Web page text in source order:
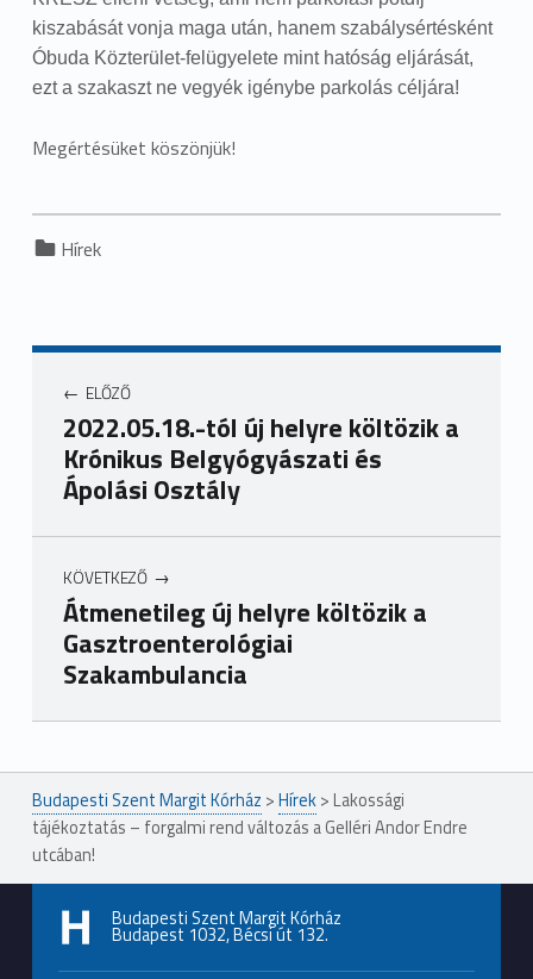
kiszabását vonja maga után, hanem szabálysértésként
Óbuda Közterület-felügyelete mint hatóság eljárását,
ezt a szakaszt ne vegyék igénybe parkolás céljára!
Megértésüket köszönjük!
Categorized in:
Hírek
ELŐZŐ
2022.05.18.-tól új helyre költözik a
Krónikus Belgyógyászati és
Ápolási Osztály
KÖVETKEZŐ
Átmenetileg új helyre költözik a
Gasztroenterológiai
Szakambulancia
Ugrás a főmenühöz
Budapesti Szent Margit Kórház >Hírek> Lakossági
tájékoztatás – forgalmi rend változás a Gelléri Andor Endre
utcában!
Budapesti Szent Margit Kórház
Budapest 1032, Bécsi út 132.